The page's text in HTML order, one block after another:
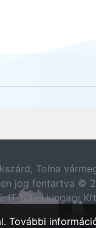
Tolna
jog fentartva ©
IT-Nav Hungary
További